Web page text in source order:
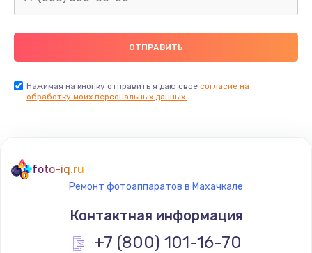
Нажимая на кнопку отправить я даю свое согласие на
обработку моих персональных данных.
foto-iq.ru
Ремонт фотоаппаратов в Махачкале
Контактная информация
+7 (800) 101-16-70